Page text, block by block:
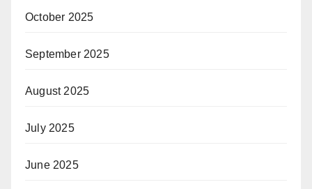
October 2025
September 2025
August 2025
July 2025
June 2025